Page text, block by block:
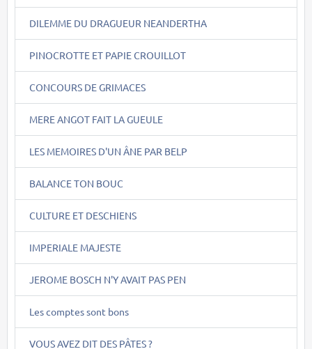
DILEMME DU DRAGUEUR NEANDERTHA
PINOCROTTE ET PAPIE CROUILLOT
CONCOURS DE GRIMACES
MERE ANGOT FAIT LA GUEULE
LES MEMOIRES D'UN ÂNE PAR BELP
BALANCE TON BOUC
CULTURE ET DESCHIENS
IMPERIALE MAJESTE
JEROME BOSCH N'Y AVAIT PAS PEN
Les comptes sont bons
VOUS AVEZ DIT DES PÂTES ?